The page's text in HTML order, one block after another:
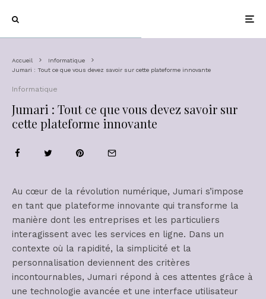
Accueil
Informatique
Jumari : Tout ce que vous devez savoir sur cette plateforme innovante
Informatique
Jumari : Tout ce que vous devez savoir sur
cette plateforme innovante
Au cœur de la révolution numérique, Jumari s’impose
en tant que plateforme innovante qui transforme la
manière dont les entreprises et les particuliers
interagissent avec les services en ligne. Dans un
contexte où la rapidité, la simplicité et la
personnalisation deviennent des critères
incontournables, Jumari répond à ces attentes grâce à
une technologie avancée et une interface utilisateur